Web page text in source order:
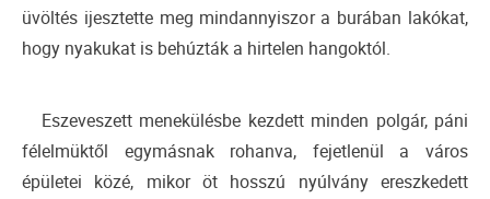
üvöltés ijesztette meg mindannyiszor a burában lakókat,
hogy nyakukat is behúzták a hirtelen hangoktól.
Eszeveszett menekülésbe kezdett minden polgár, páni
félelmüktől egymásnak rohanva, fejetlenül a város
épületei közé, mikor öt hosszú nyúlvány ereszkedett